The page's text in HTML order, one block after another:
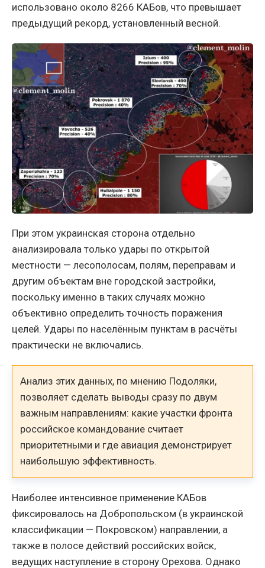
использовано около 8266 КАБов, что превышает
предыдущий рекорд, установленный весной.
При этом украинская сторона отдельно
анализировала только удары по открытой
местности — лесополосам, полям, переправам и
другим объектам вне городской застройки,
поскольку именно в таких случаях можно
объективно определить точность поражения
целей. Удары по населённым пунктам в расчёты
практически не включались.
Анализ этих данных, по мнению Подоляки,
позволяет сделать выводы сразу по двум
важным направлениям: какие участки фронта
российское командование считает
приоритетными и где авиация демонстрирует
наибольшую эффективность.
Наиболее интенсивное применение КАБов
фиксировалось на Добропольском (в украинской
классификации — Покровском) направлении, а
также в полосе действий российских войск,
ведущих наступление в сторону Орехова. Однако